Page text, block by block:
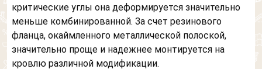
критические углы она деформируется значительно
меньше комбинированной. За счет резинового
фланца, окаймленного металлической полоской,
значительно проще и надежнее монтируется на
кровлю различной модификации.